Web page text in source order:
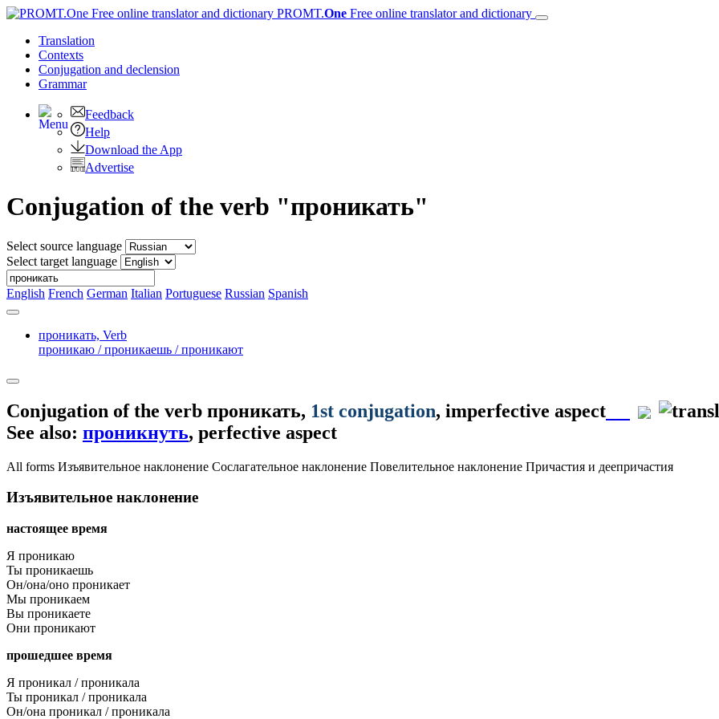
PROMT.One Free online translator and dictionary
Translation
Contexts
Conjugation and declension
Grammar
Feedback
Help
Download the App
Advertise
Conjugation of the verb "проникать"
Select source language
Select target language
English French German Italian Portuguese Russian Spanish
проникать, Verb
проникаю / проникаешь / проникают
Conjugation of the verb проникать, 1st conjugation, imperfective aspect
See also: проникнуть, perfective aspect
All forms Изъявительное наклонение Сослагательное наклонение Повелительное наклонение Причастия и деепричастия
Изъявительное наклонение
настоящее время
Я проникаю
Ты проникаешь
Он/она/оно проникает
Мы проникаем
Вы проникаете
Они проникают
прошедшее время
Я проникал / проникала
Ты проникал / проникала
Он/она проникал / проникала